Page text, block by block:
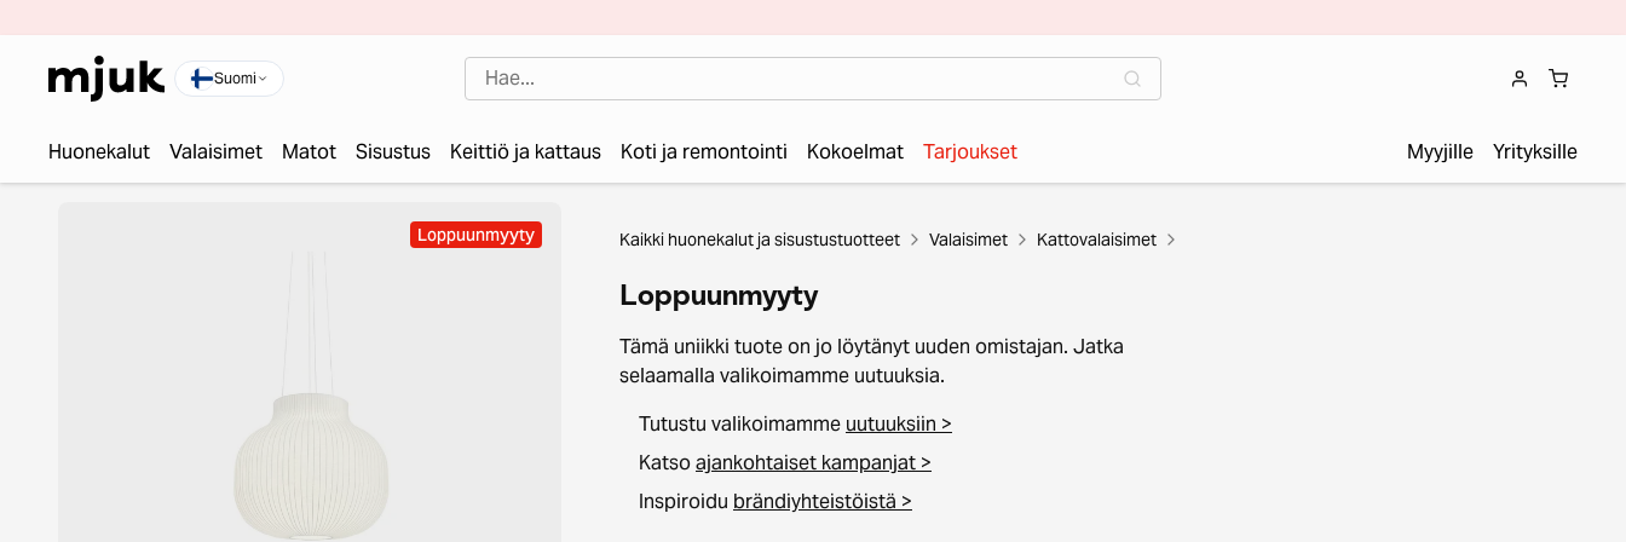
Suomi
Huonekalut Valaisimet Matot Sisustus Keittiö ja kattaus Koti ja remontointi Kokoelmat Tarjoukset Myyjille Yrityksille
Loppuunmyyty Kaikki huonekalut ja sisustustuotteet Valaisimet Kattovalaisimet
Loppuunmyyty
Tämä uniikki tuote on jo löytänyt uuden omistajan. Jatka
selaamalla valikoimamme uutuuksia.
Tutustu valikoimamme uutuuksiin >
Katsoajankohtaiset kampanjat >
Inspiroidu brändiyhteistöistä >